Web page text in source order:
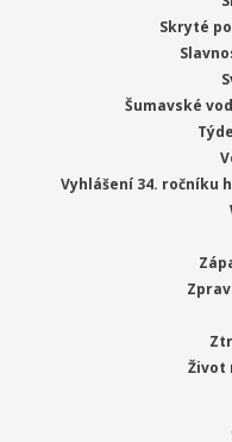
Skryté
Šumavské
Vyhlášení 34. ročníku
Život